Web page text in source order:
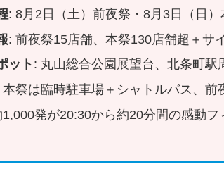
: 8月2日（土）前夜祭・8月3日（日）
: 前夜祭15店舗、本祭130店舗超＋サ
ット : 丸山総合公園展望台、北条町駅
本祭は臨時駐車場＋シャトルバス、前
1,000発が20:30から約20分間の感動フ